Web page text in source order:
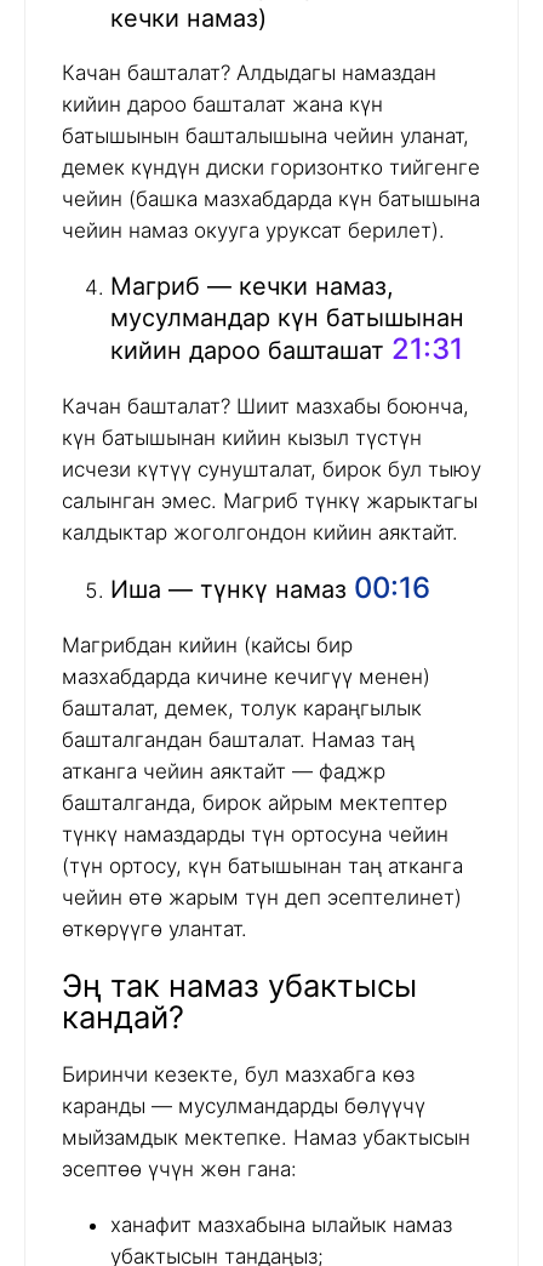
кечки намаз)
Качан башталат? Алдыдагы намаздан
кийин дароо башталат жана күн
батышынын башталышына чейин уланат,
демек күндүн диски горизонтко тийгенге
чейин (башка мазхабдарда күн батышына
чейин намаз окууга уруксат берилет).
Магриб — кечки намаз,
мусулмандар күн батышынан
кийин дароо башташат 21:31
Качан башталат? Шиит мазхабы боюнча,
күн батышынан кийин кызыл түстүн
исчези күтүү сунушталат, бирок бул тыюу
салынган эмес. Магриб түнкү жарыктагы
калдыктар жоголгондон кийин аяктайт.
Иша — түнкү намаз 00:16
Магрибдан кийин (кайсы бир
мазхабдарда кичине кечигүү менен)
башталат, демек, толук караңгылык
башталгандан башталат. Намаз таң
атканга чейин аяктайт — фаджр
башталганда, бирок айрым мектептер
түнкү намаздарды түн ортосуна чейин
(түн ортосу, күн батышынан таң атканга
чейин өтө жарым түн деп эсептелинет)
өткөрүүгө улантат.
Эң так намаз убактысы
кандай?
Биринчи кезекте, бул мазхабга көз
каранды — мусулмандарды бөлүүчү
мыйзамдык мектепке. Намаз убактысын
эсептөө үчүн жөн гана:
ханафит мазхабына ылайык намаз
убактысын тандаңыз;